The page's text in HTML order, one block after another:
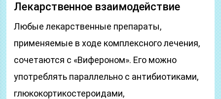
Лекарственное взаимодействие
Любые лекарственные препараты,
применяемые в ходе комплексного лечения,
сочетаются с «Вифероном». Его можно
употреблять параллельно с антибиотиками,
глюкокортикостероидами,